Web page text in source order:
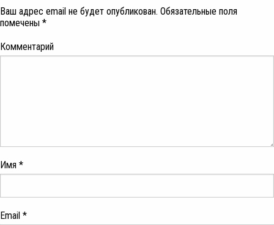
Ваш адрес email не будет опубликован. Обязательные поля
помечены *
Комментарий
Имя *
Email *